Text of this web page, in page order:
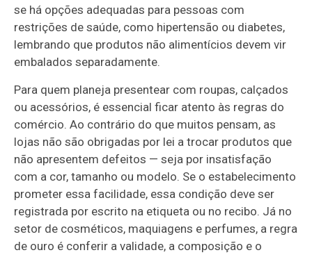
se há opções adequadas para pessoas com
restrições de saúde, como hipertensão ou diabetes,
lembrando que produtos não alimentícios devem vir
embalados separadamente.
Para quem planeja presentear com roupas, calçados
ou acessórios, é essencial ficar atento às regras do
comércio. Ao contrário do que muitos pensam, as
lojas não são obrigadas por lei a trocar produtos que
não apresentem defeitos — seja por insatisfação
com a cor, tamanho ou modelo. Se o estabelecimento
prometer essa facilidade, essa condição deve ser
registrada por escrito na etiqueta ou no recibo. Já no
setor de cosméticos, maquiagens e perfumes, a regra
de ouro é conferir a validade, a composição e o